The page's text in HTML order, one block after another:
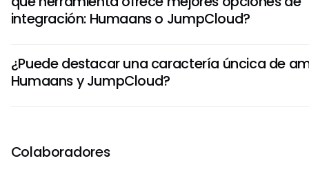
libre y la gestión de equipos. Por el contrario, JumpCloud
gestión de identidad y directorio, el control de acceso de
integración: Humaans o JumpCloud?
Slack, Zapier y Google Calendar para impulsar los
JumpCloud proporciona integraciones robustas con
¿Puede destacar una caractería úncica de
Humaans y JumpCloud?
de JumpCloud radica en su True Single Sign-On, que
acceder a todas las aplicaciones con un solo conjunto
Colaboradores